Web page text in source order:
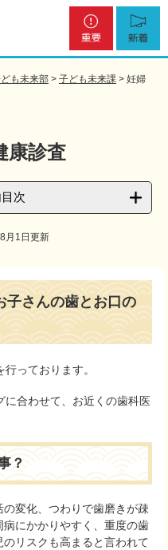
も未来部 > 子ども未来課 > 妊婦
康診査
次
月1日更新
子さんの歯とお口の
っております。
に合わせて、お近くの歯科医
？
変化、つわりで歯磨きが疎
にかかりやすく、重度の歯
リスクも高まると言われて